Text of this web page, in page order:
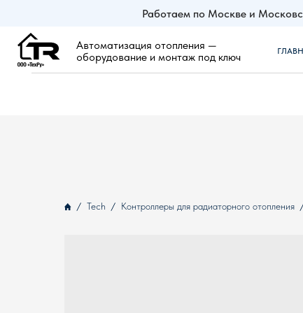
Работаем по Москве и
Автоматизация отопления —
оборудование и монтаж под ключ
Tech Контроллеры для радиаторного отопления